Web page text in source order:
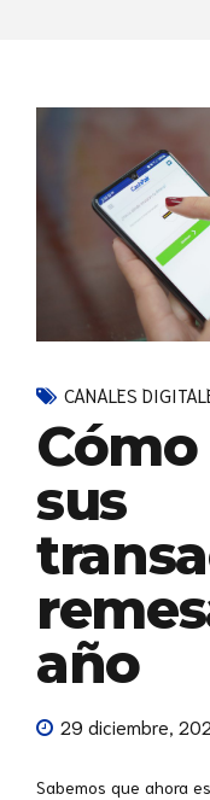
CANALES
sus
año
29 diciembre,
Sabemos que ahora